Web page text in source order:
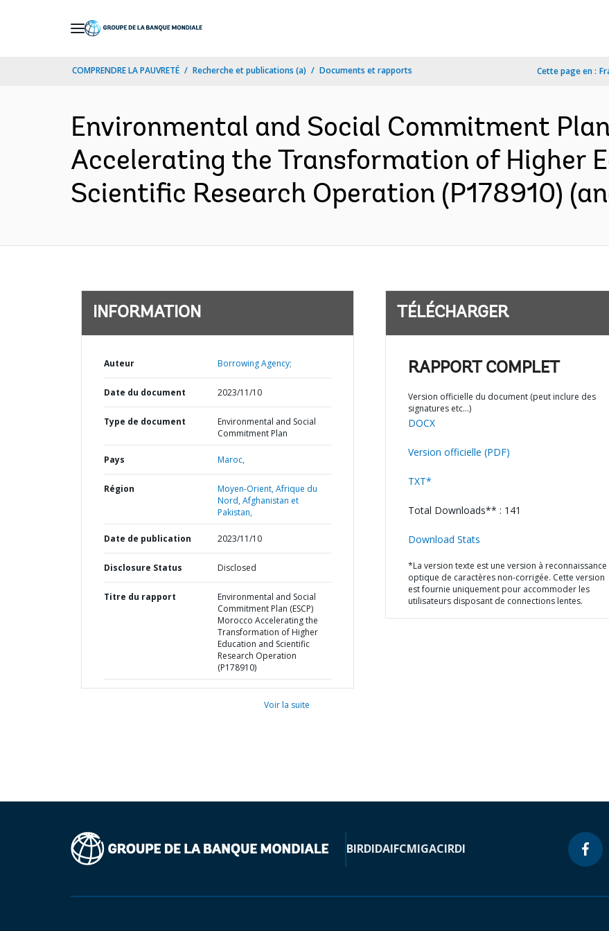
COMPRENDRE LA PAUVRETÉ Recherche et publications (a) Documents et rapports Cette page en :
Environmental and Social Commitment
Accelerating the Transformation of Higher
Scientific Research Operation (P178910)
INFORMATION
Auteur Borrowing Agency;
Date du document 2023/11/10
Type de document
Environmental and Social
Commitment Plan
Pays Maroc,
Région
Moyen-Orient, Afrique du
Nord, Afghanistan et
Pakistan,
Date de publication 2023/11/10
Disclosure Status Disclosed
Titre du rapport
Environmental and Social
Commitment Plan (ESCP)
Morocco Accelerating the
Transformation of Higher
Education and Scientific
Research Operation
(P178910)
Voir la suite
TÉLÉCHARGER
RAPPORT COMPLET
Version officielle du document (peut inclure des
signatures etc…)
DOCX
Version officielle (PDF)
TXT*
Total Downloads** : 141
Download Stats
*La version texte est une version à reconnaissance
optique de caractères non-corrigée. Cette version
est fournie uniquement pour accommoder les
utilisateurs disposant de connections lentes.
BIRDIDAIFCMIGACIRDI